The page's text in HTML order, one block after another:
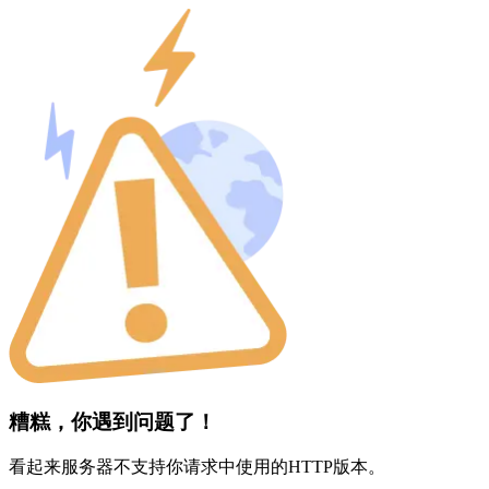
糟糕，你遇到问题了！
看起来服务器不支持你请求中使用的HTTP版本。